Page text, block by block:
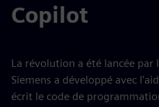
Copilot
La révolution a été lancée
Siemens a développé avec
écrit le code de